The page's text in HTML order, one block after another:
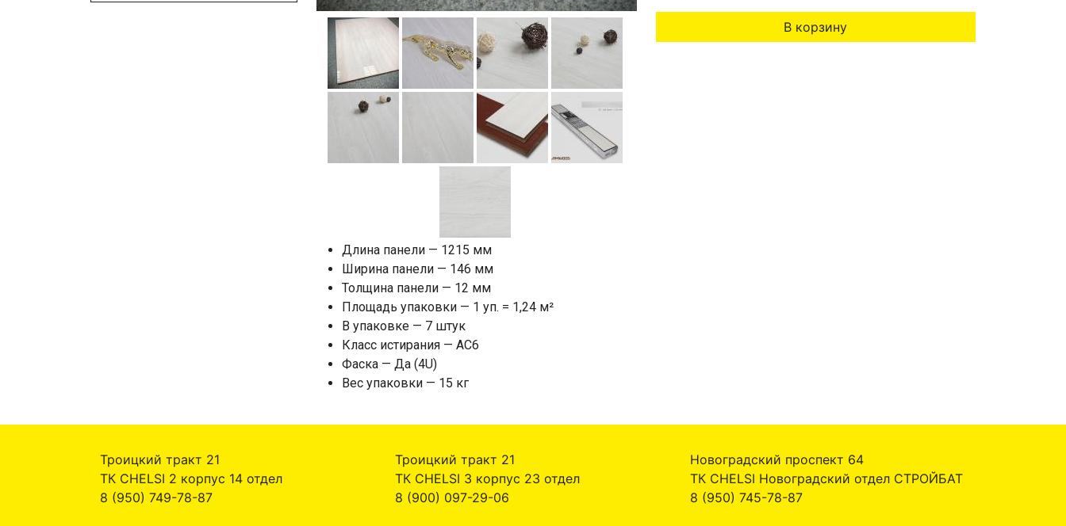
В корзину
Длина панели — 1215 мм
Ширина панели — 146 мм
Толщина панели — 12 мм
Площадь упаковки — 1 уп. = 1,24 м²
В упаковке — 7 штук
Класс истирания — AC6
Фаска — Да (4U)
Вес упаковки — 15 кг
Троицкий тракт 21
ТК CHELSI 2 корпус 14 отдел
8 (950) 749-78-87
Троицкий тракт 21
ТК CHELSI 3 корпус 23 отдел
8 (900) 097-29-06
Новоградский проспект 64
ТК CHELSI Новоградский отдел СТРОЙБАТ
8 (950) 745-78-87